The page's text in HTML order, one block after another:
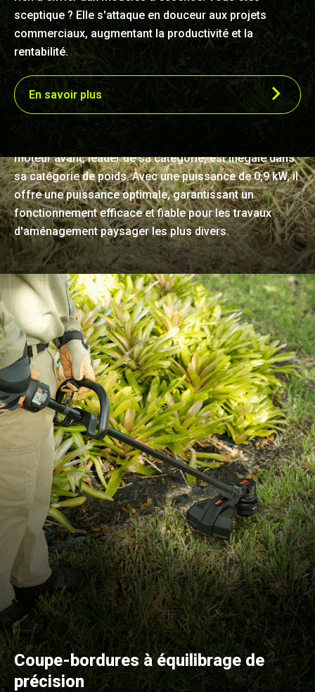
sceptique ? Elle s'attaque en douceur aux projets
commerciaux, augmentant la productivité et la
rentabilité.
En savoir plus
Légèreté et puissance inégalées
moteur avant, leader de sa catégorie, est inégalé dans
sa catégorie de poids. Avec une puissance de 0,9 kW, il
offre une puissance optimale, garantissant un
fonctionnement efficace et fiable pour les travaux
d'aménagement paysager les plus divers.
Coupe-bordures à équilibrage de
précision